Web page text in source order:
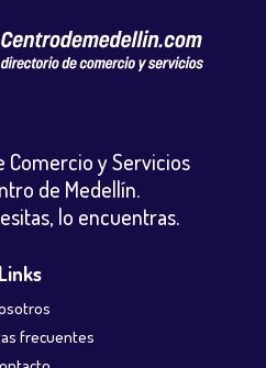
Comercio y Servicios
de Medellín.
lo encuentras.
Links
frecuentes